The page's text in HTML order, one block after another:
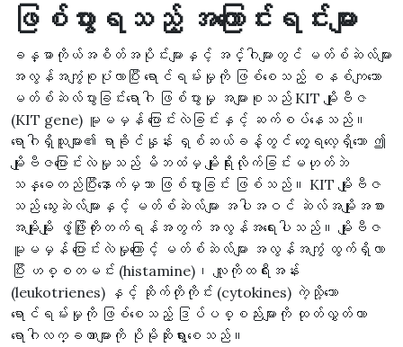
ဖြစ်ပွားရသည့် အကြောင်းရင်းများ
ခန္ဓာကိုယ်အစိတ်အပိုင်းများနှင့် အင်္ဂါများတွင် မတ်စ်ဆဲလ်များ
အလွန်အကျွံစုပုံလာပြီး ရောင်ရမ်းမှုကို ဖြစ်စေသည့် စနစ်ကျသော
မတ်စ်ဆဲလ်ပွားခြင်းရောဂါ ဖြစ်ပွားမှု အများစုသည် KIT မျိုးဗီဇ
(KIT gene) မူမမှန် ပြောင်းလဲခြင်းနှင့် ဆက်စပ်နေသည်။
ရောဂါရှိသူများ၏ ရာခိုင်နှုန်း ရှစ်ဆယ်ခန့်တွင် တွေ့ရလေ့ရှိသော ဤ
မျိုးဗီဇပြောင်းလဲမှုသည် မိဘထံမှ မျိုးရိုးလိုက်ခြင်းမဟုတ်ဘဲ
သန္ဓေတည်ပြီးနောက်မှသာ ဖြစ်ပွားခြင်း ဖြစ်သည်။ KIT မျိုးဗီဇ
သည် သွေးဆဲလ်များနှင့် မတ်စ်ဆဲလ်များ အပါအဝင် ဆဲလ်အမျိုးအစား
အမျိုးမျိုး ဖွံ့ဖြိုးတိုးတက်ရန်အတွက် အလွန်အရေးပါသည်။ မျိုးဗီဇ
မူမမှန် ပြောင်းလဲမှုကြောင့် မတ်စ်ဆဲလ်များ အလွန်အကျွံ ထွက်ရှိလာ
ပြီး ဟစ္စတမင်း (histamine)၊ လျူကိုထရီးအန်း
(leukotrienes) နှင့် ဆိုက်တိုကိုင်း (cytokines) ကဲ့သို့သော
ရောင်ရမ်းမှုကို ဖြစ်စေသည့် ဒြပ်ပစ္စည်းများကို ထုတ်လွှတ်ကာ
ရောဂါလက္ခဏာများကို ပိုမိုဆိုးရွားစေသည်။